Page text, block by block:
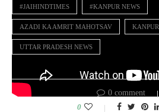
#JAIHINDTIMES #KANPUR NEWS
AZADI KA AMRIT MAHOTSAV KANPUR
UTTAR PRADESH NEWS
0 comment
0